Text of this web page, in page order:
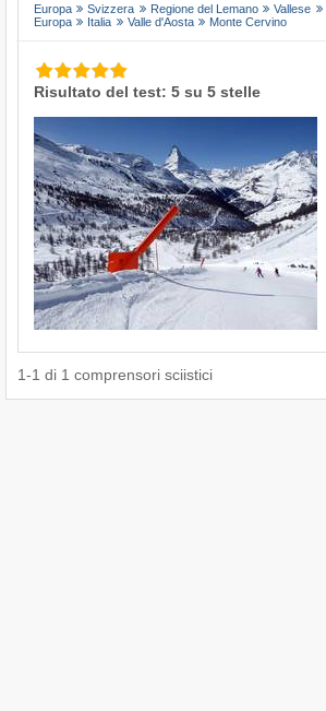
Europa Svizzera Regione del Lemano Vallese
Europa
Italia Valle d'Aosta Monte Cervino
Risultato del test: 5 su 5 stelle
1-1 di 1 comprensori sciistici